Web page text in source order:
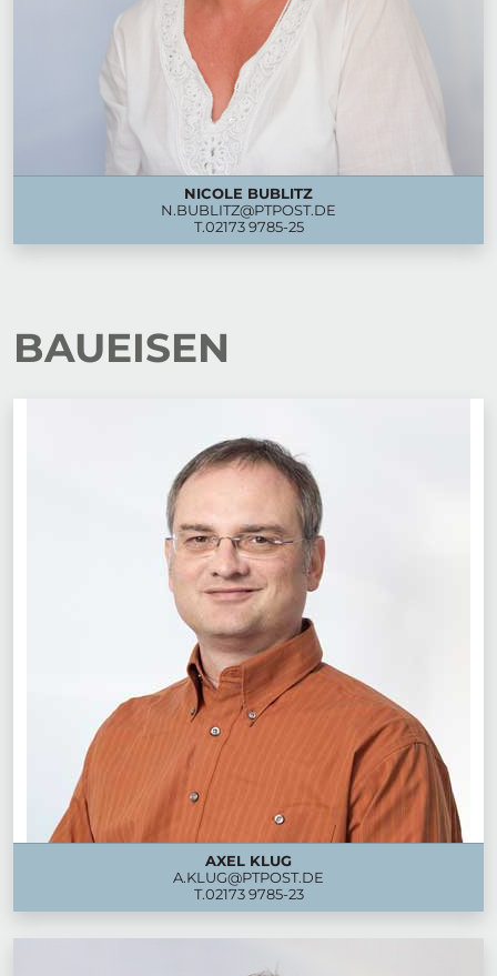
NICOLE BUBLITZ
N.BUBLITZ@PTPOST.DE
T.02173 9785-25
BAUEISEN
AXEL KLUG
A.KLUG@PTPOST.DE
T.02173 9785-23